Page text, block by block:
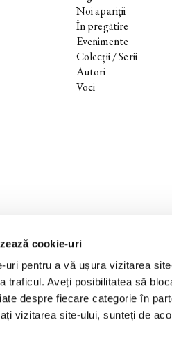
cookie-uri
uri pentru a vă ușura vizitarea
traficul. Aveți posibilitatea să
despre fiecare categorie în
vizitarea site-ului, sunteți de
Noi apariții
În pregătire
Evenimente
Colecții / Serii
Autori
Voci